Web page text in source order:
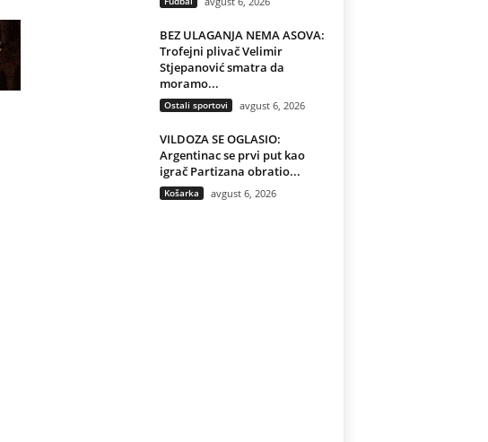
BEZ ULAGANJA NEMA ASOVA:
Trofejni plivač Velimir
Stjepanović smatra da
moramo...
Ostali sportovi avgust 6, 2026
VILDOZA SE OGLASIO:
Argentinac se prvi put kao
igrač Partizana obratio...
Košarka avgust 6, 2026